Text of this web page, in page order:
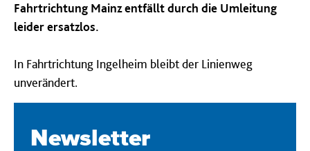
Fahrtrichtung Mainz entfällt durch die Umleitung
leider ersatzlos.
In Fahrtrichtung Ingelheim bleibt der Linienweg
unverändert.
Newsletter